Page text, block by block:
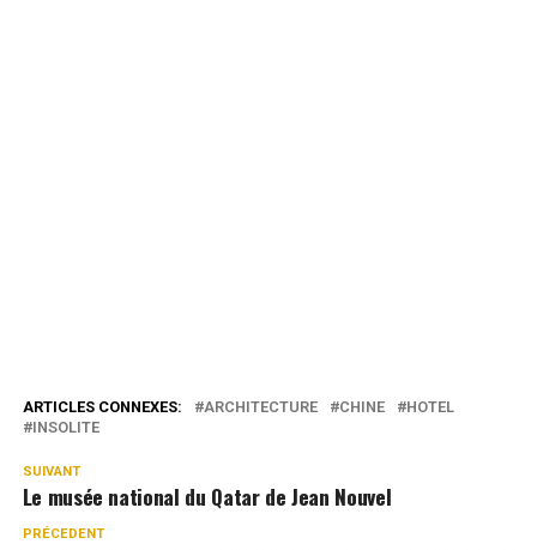
ARTICLES CONNEXES: ARCHITECTURE CHINE
HOTEL
INSOLITE
SUIVANT
Le musée national du Qatar de Jean Nouvel
PRÉCEDENT